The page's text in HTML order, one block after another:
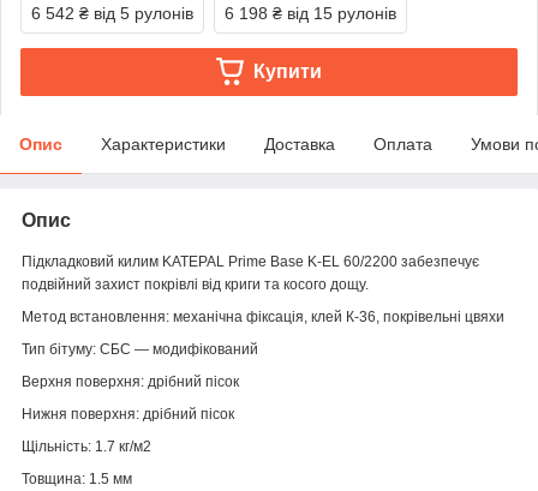
6 542 ₴ від 5 рулонів 6 198 ₴ від 15 рулонів
Купити
Опис Характеристики Доставка Оплата Умови
Опис
Підкладковий килим KATEPAL Prime Base K-EL 60/2200 забезпечує
подвійний захист покрівлі від криги та косого дощу.
Метод встановлення: механічна фіксація, клей К-36, покрівельні цвяхи
Тип бітуму: СБС — модифікований
Верхня поверхня: дрібний пісок
Нижня поверхня: дрібний пісок
Щільність: 1.7 кг/м2
Товщина: 1.5 мм